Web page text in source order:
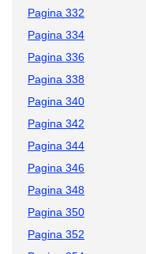
Pagina 332
Pagina 334
Pagina 336
Pagina 338
Pagina 340
Pagina 342
Pagina 344
Pagina 346
Pagina 348
Pagina 350
Pagina 352